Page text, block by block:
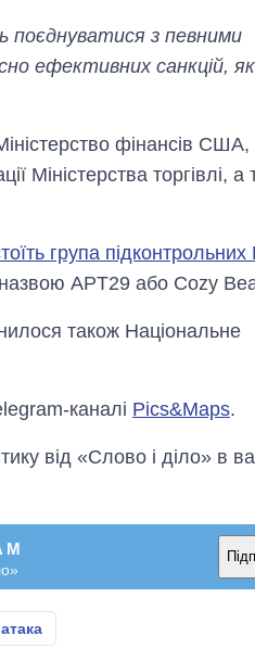
поєднуватися з певними
ефективних санкцій,
фінансів США,
Міністерства торгівлі,
група підконтрольних
APT29 або Cozy
також Національне
каналі Pics&Maps.
від «Слово і діло» в
за